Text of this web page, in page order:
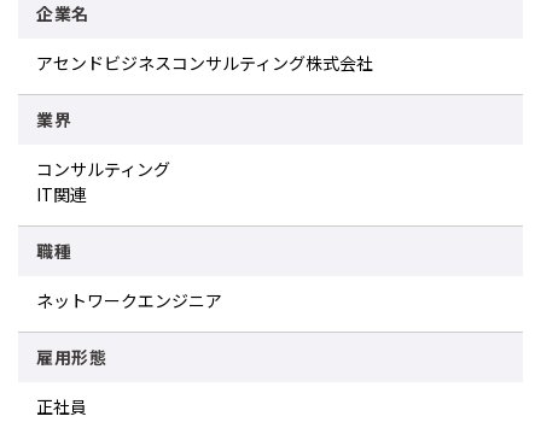
企業名
アセンドビジネスコンサルティング株式会社
業界
コンサルティング
IT関連
職種
ネットワークエンジニア
雇用形態
正社員